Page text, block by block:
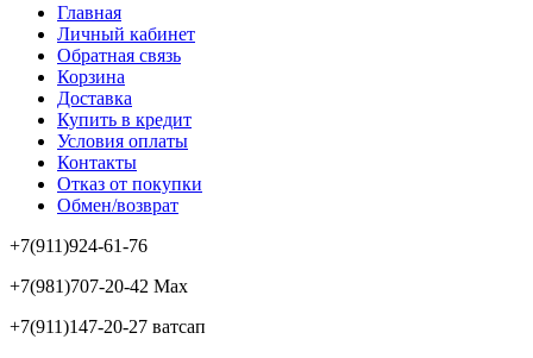
Главная
Личный кабинет
Обратная связь
Корзина
Доставка
Купить в кредит
Условия оплаты
Контакты
Отказ от покупки
Обмен/возврат
+7(911)924-61-76
+7(981)707-20-42 Max
+7(911)147-20-27 ватсап